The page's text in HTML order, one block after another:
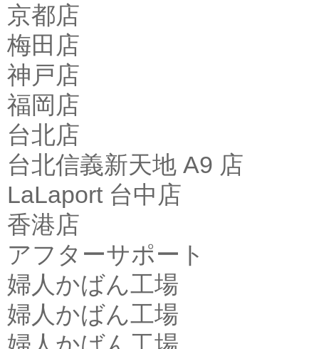
京都店
梅田店
神戸店
福岡店
台北店
台北信義新天地 A9 店
LaLaport 台中店
香港店
アフターサポート
婦人かばん工場
婦人かばん工場